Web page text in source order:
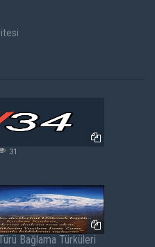
31
Bağlama Türküleri